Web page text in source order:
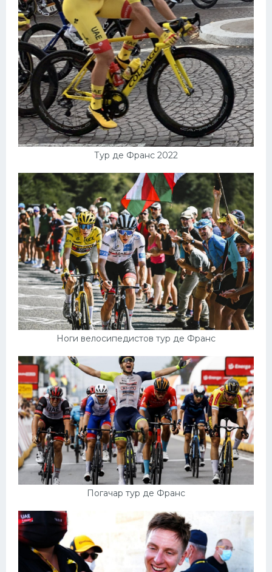
Тур де Франс 2022
Ноги велосипедистов тур де Франс
Погачар тур де Франс